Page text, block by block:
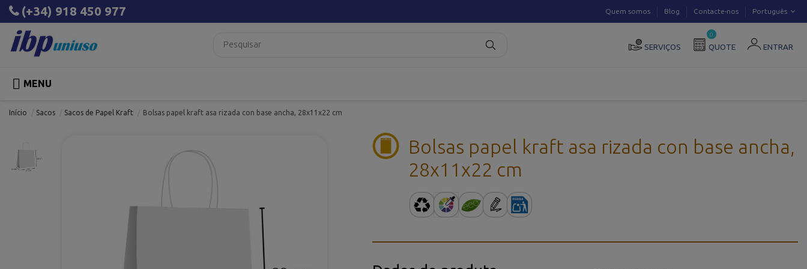
(+34) 918 450 977 Quem somos Blog Contacte-nos Português
SERVIÇOS QUOTE
0
ENTRAR
 MENU
Início Sacos Sacos de Papel Kraft Bolsas papel kraft asa rizada con base ancha, 28x11x22 cm
Bolsas papel kraft asa rizada con base ancha,
28x11x22 cm